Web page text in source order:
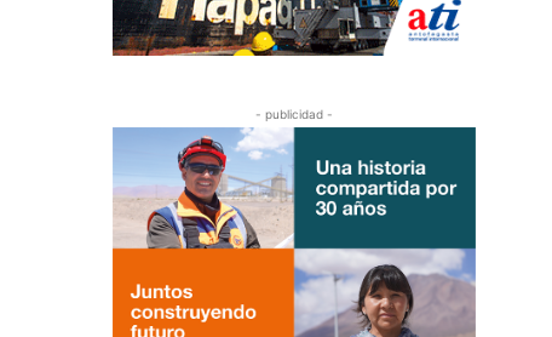
- publicidad -